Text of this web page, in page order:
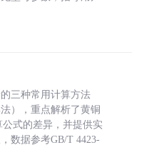
三种常用计算方法
），重点解析了黄铜
公式的差异，并提供实
数据参考GB/T 4423-